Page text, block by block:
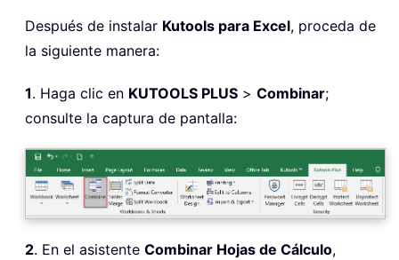
Después de instalar Kutools para Excel, proceda de
la siguiente manera:
1. Haga clic en KUTOOLS PLUS > Combinar;
consulte la captura de pantalla:
2. En el asistente Combinar Hojas de Cálculo,